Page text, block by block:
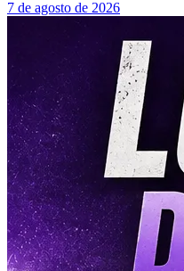
7 de agosto de 2026